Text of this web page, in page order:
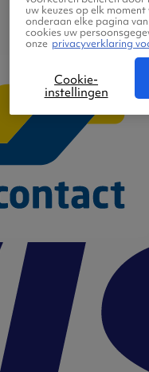
uw keuzes op elk moment
onderaan elke pagina
cookies uw
onze privacyverklaring
Cookie-
instellingen